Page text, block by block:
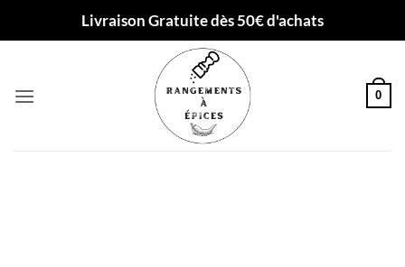
Livraison Gratuite dès 50€ d'achats
0